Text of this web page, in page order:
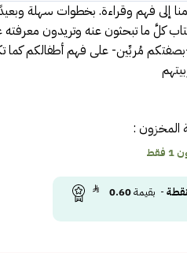
منا إلى فهم وقراءة. بخطوات سهلة
كلَّ ما تبحثون عنه وتريدون
مُربِّين- على فهم أطفالكم كما
المخزون :
- بقيمة0.60